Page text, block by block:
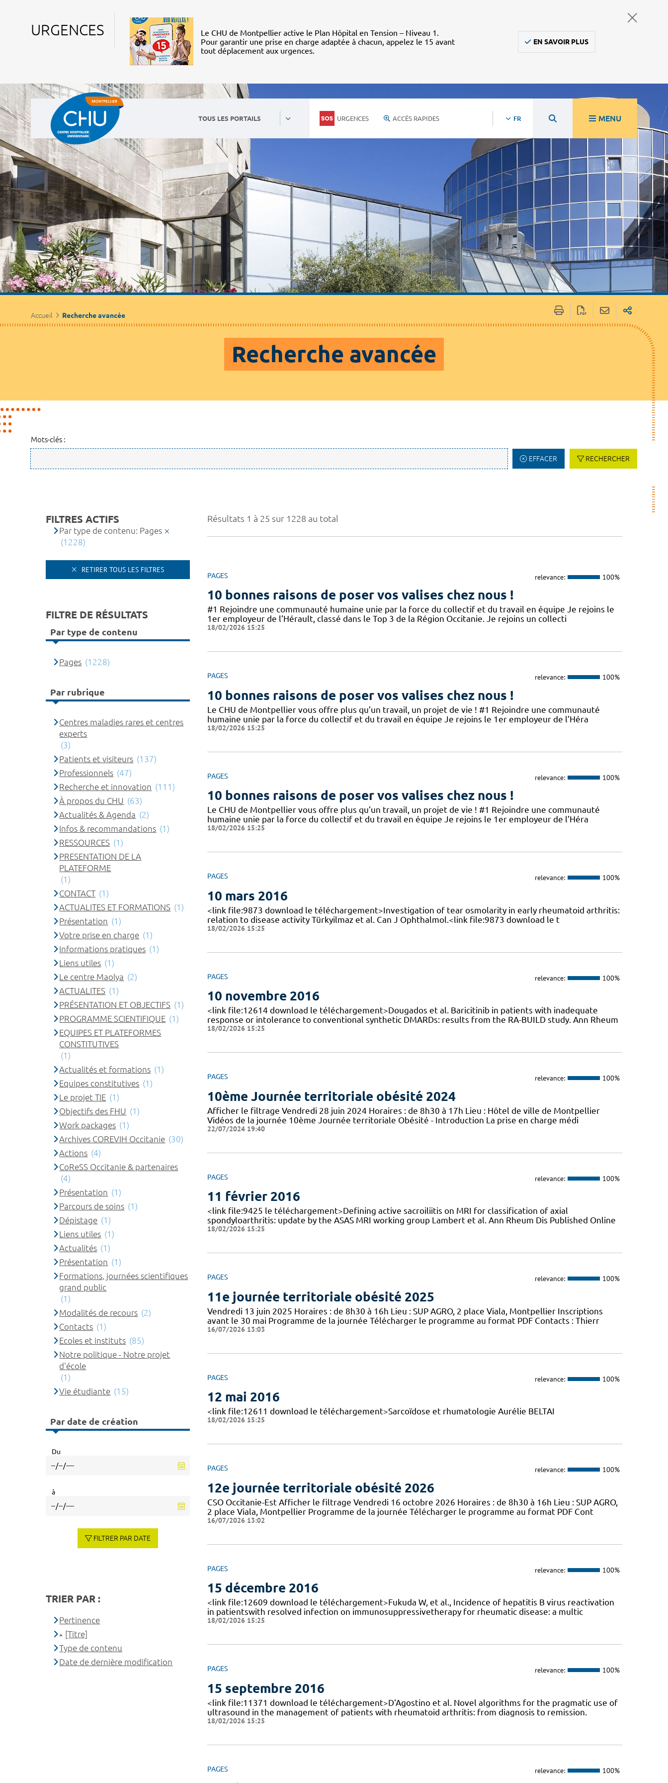
URGENCES
Le CHU de Montpellier active le Plan Hôpital en Tension – Niveau 1.
Pour garantir une prise en charge adaptée à chacun, appelez le 15 avant
tout déplacement aux urgences.
EN SAVOIR PLUS
TOUS LES PORTAILS URGENCES ACCÈS RAPIDES FR MENU
Accueil Recherche avancée
Recherche avancée
Mots-clés :
EFFACER RECHERCHER
Résultats 1 à 25 sur 1228 au total
PAGES relevance: 100%
10 bonnes raisons de poser vos valises chez nous !
#1 Rejoindre une communauté humaine unie par la force du collectif et du travail en équipe Je rejoins le
1er employeur de l’Hérault, classé dans le Top 3 de la Région Occitanie. Je rejoins un collecti
18/02/2026 15:25
PAGES relevance: 100%
10 bonnes raisons de poser vos valises chez nous !
Le CHU de Montpellier vous offre plus qu’un travail, un projet de vie ! #1 Rejoindre une communauté
humaine unie par la force du collectif et du travail en équipe Je rejoins le 1er employeur de l’Héra
18/02/2026 15:25
PAGES relevance: 100%
10 bonnes raisons de poser vos valises chez nous !
Le CHU de Montpellier vous offre plus qu’un travail, un projet de vie ! #1 Rejoindre une communauté
humaine unie par la force du collectif et du travail en équipe Je rejoins le 1er employeur de l’Héra
18/02/2026 15:25
PAGES relevance: 100%
10 mars 2016
<link file:9873 download le téléchargement>Investigation of tear osmolarity in early rheumatoid arthritis:
relation to disease activity Türkyilmaz et al. Can J Ophthalmol.<link file:9873 download le t
18/02/2026 15:25
PAGES relevance: 100%
10 novembre 2016
<link file:12614 download le téléchargement>Dougados et al. Baricitinib in patients with inadequate
response or intolerance to conventional synthetic DMARDs: results from the RA-BUILD study. Ann Rheum
18/02/2026 15:25
PAGES relevance: 100%
10ème Journée territoriale obésité 2024
Afficher le filtrage Vendredi 28 juin 2024 Horaires : de 8h30 à 17h Lieu : Hôtel de ville de Montpellier
Vidéos de la journée 10ème Journée territoriale Obésité - Introduction La prise en charge médi
22/07/2024 19:40
PAGES relevance: 100%
11 février 2016
<link file:9425 le téléchargement>Defining active sacroiliitis on MRI for classification of axial
spondyloarthritis: update by the ASAS MRI working group Lambert et al. Ann Rheum Dis Published Online
18/02/2026 15:25
PAGES relevance: 100%
11e journée territoriale obésité 2025
Vendredi 13 juin 2025 Horaires : de 8h30 à 16h Lieu : SUP AGRO, 2 place Viala, Montpellier Inscriptions
avant le 30 mai Programme de la journée Télécharger le programme au format PDF Contacts : Thierr
16/07/2026 13:03
PAGES relevance: 100%
12 mai 2016
<link file:12611 download le téléchargement>Sarcoïdose et rhumatologie Aurélie BELTAI
18/02/2026 15:25
PAGES relevance: 100%
12e journée territoriale obésité 2026
CSO Occitanie-Est Afficher le filtrage Vendredi 16 octobre 2026 Horaires : de 8h30 à 16h Lieu : SUP AGRO,
2 place Viala, Montpellier Programme de la journée Télécharger le programme au format PDF Cont
16/07/2026 13:02
PAGES relevance: 100%
15 décembre 2016
<link file:12609 download le téléchargement>Fukuda W, et al., Incidence of hepatitis B virus reactivation
in patientswith resolved infection on immunosuppressivetherapy for rheumatic disease: a multic
18/02/2026 15:25
PAGES relevance: 100%
15 septembre 2016
<link file:11371 download le téléchargement>D'Agostino et al. Novel algorithms for the pragmatic use of
ultrasound in the management of patients with rheumatoid arthritis: from diagnosis to remission.
18/02/2026 15:25
PAGES relevance: 100%
FILTRES ACTIFS
Par type de contenu: Pages
(1228)
RETIRER TOUS LES FILTRES
FILTRE DE RÉSULTATS
Par type de contenu
Pages (1228)
Par rubrique
Centres maladies rares et centres
experts
(3)
Patients et visiteurs (137)
Professionnels (47)
Recherche et innovation (111)
À propos du CHU (63)
Actualités & Agenda (2)
Infos & recommandations (1)
RESSOURCES (1)
PRESENTATION DE LA
PLATEFORME
(1)
CONTACT (1)
ACTUALITES ET FORMATIONS (1)
Présentation (1)
Votre prise en charge (1)
Informations pratiques (1)
Liens utiles (1)
Le centre Maolya (2)
ACTUALITES (1)
PRÉSENTATION ET OBJECTIFS (1)
PROGRAMME SCIENTIFIQUE (1)
EQUIPES ET PLATEFORMES
CONSTITUTIVES
(1)
Actualités et formations (1)
Equipes constitutives (1)
Le projet TIE (1)
Objectifs des FHU (1)
Work packages (1)
Archives COREVIH Occitanie (30)
Actions (4)
CoReSS Occitanie & partenaires
(4)
Présentation (1)
Parcours de soins (1)
Dépistage (1)
Liens utiles (1)
Actualités (1)
Présentation (1)
Formations, journées scientifiques
grand public
(1)
Modalités de recours (2)
Contacts (1)
Ecoles et instituts (85)
Notre politique - Notre projet
d'école
(1)
Vie étudiante (15)
Par date de création
Du
à
FILTRER PAR DATE
TRIER PAR :
Pertinence
[Titre]
Type de contenu
Date de dernière modification